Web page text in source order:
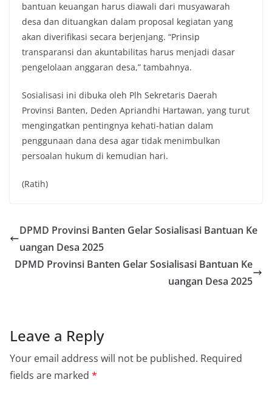
bantuan keuangan harus diawali dari musyawarah
desa dan dituangkan dalam proposal kegiatan yang
akan diverifikasi secara berjenjang. “Prinsip
transparansi dan akuntabilitas harus menjadi dasar
pengelolaan anggaran desa,” tambahnya.
Sosialisasi ini dibuka oleh Plh Sekretaris Daerah
Provinsi Banten, Deden Apriandhi Hartawan, yang turut
mengingatkan pentingnya kehati-hatian dalam
penggunaan dana desa agar tidak menimbulkan
persoalan hukum di kemudian hari.
(Ratih)
DPMD Provinsi Banten Gelar Sosialisasi Bantuan Ke
uangan Desa 2025
DPMD Provinsi Banten Gelar Sosialisasi Bantuan Ke
uangan Desa 2025
Leave a Reply
Your email address will not be published. Required
fields are marked *